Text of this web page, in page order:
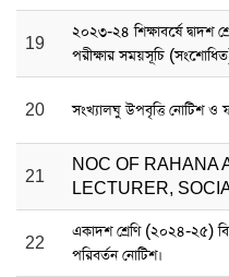
19
২০২৩-২৪ শিক্ষাবর্ষে দ্বাদশ
পরীক্ষার সময়সূচি
20 সংখ্যালঘু উপবৃত্তি নোটিশ ও
21
NOC OF RAHANA
LECTURER,
22
একাদশ শ্রেণি (২০২৪-২৫)
পরিবর্তন নোটিশ।